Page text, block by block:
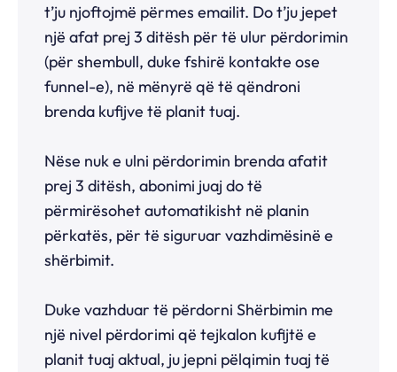
t’ju njoftojmë përmes emailit. Do t’ju jepet
një afat prej 3 ditësh për të ulur përdorimin
(për shembull, duke fshirë kontakte ose
funnel-e), në mënyrë që të qëndroni
brenda kufijve të planit tuaj.
Nëse nuk e ulni përdorimin brenda afatit
prej 3 ditësh, abonimi juaj do të
përmirësohet automatikisht në planin
përkatës, për të siguruar vazhdimësinë e
shërbimit.
Duke vazhduar të përdorni Shërbimin me
një nivel përdorimi që tejkalon kufijtë e
planit tuaj aktual, ju jepni pëlqimin tuaj të